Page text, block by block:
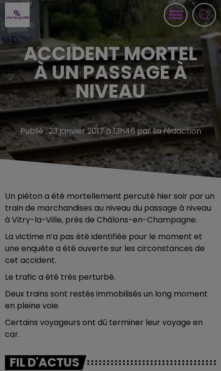
ACCIDENT MORTEL
À UN PASSAGE À
NIVEAU
Publié : 23 janvier 2017 à 13h46 par La rédaction
Un piéton a été mortellement percuté hier soir par un
train de marchandises au niveau du passage à niveau
à Vitry-la-Ville, près de Châlons-en-Champagne.
La victime n’a pas été identifiée pour le moment et
une enquête a été ouverte sur les circonstances de
cet accident.
Le trafic a été très perturbé.
Deux trains sont restés immobilisés un long moment
en pleine voie.
Certains voyageurs ont dû terminer leur voyage en
car.
FIL D'ACTUS